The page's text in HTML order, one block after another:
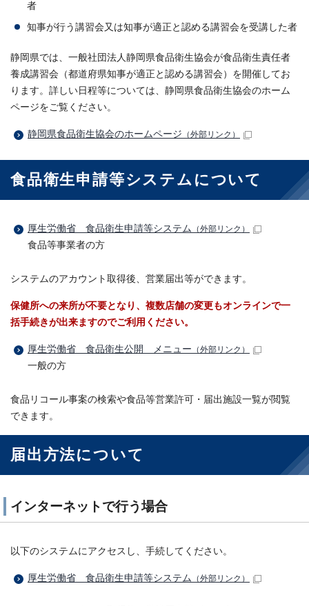
者
知事が行う講習会又は知事が適正と認める講習会を受講した者
静岡県では、一般社団法人静岡県食品衛生協会が食品衛生責任者
養成講習会（都道府県知事が適正と認める講習会）を開催してお
ります。詳しい日程等については、静岡県食品衛生協会のホーム
ページをご覧ください。
静岡県食品衛生協会のホームページ （外部リンク）
食品衛生申請等システムについて
厚生労働省 食品衛生申請等システム （外部リンク）
食品等事業者の方
システムのアカウント取得後、営業届出等ができます。
保健所への来所が不要となり、複数店舗の変更もオンラインで一
括手続きが出来ますのでご利用ください。
厚生労働省 食品衛生公開 メニュー （外部リンク）
一般の方
食品リコール事案の検索や食品等営業許可・届出施設一覧が閲覧
できます。
届出方法について
インターネットで行う場合
以下のシステムにアクセスし、手続してください。
厚生労働省 食品衛生申請等システム （外部リンク）